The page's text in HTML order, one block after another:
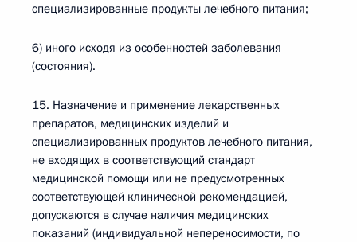
специализированные продукты лечебного питания;
6) иного исходя из особенностей заболевания
(состояния).
15. Назначение и применение лекарственных
препаратов, медицинских изделий и
специализированных продуктов лечебного питания,
не входящих в соответствующий стандарт
медицинской помощи или не предусмотренных
соответствующей клинической рекомендацией,
допускаются в случае наличия медицинских
показаний (индивидуальной непереносимости, по